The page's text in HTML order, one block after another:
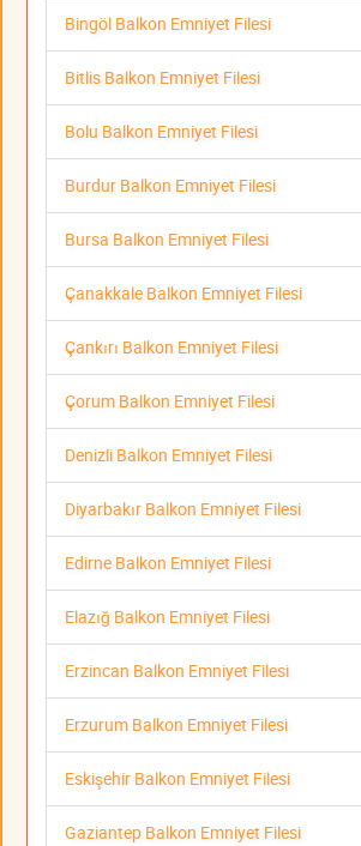
Bingöl Balkon Emniyet Filesi
Bitlis Balkon Emniyet Filesi
Bolu Balkon Emniyet Filesi
Burdur Balkon Emniyet Filesi
Bursa Balkon Emniyet Filesi
Çanakkale Balkon Emniyet Filesi
Çankırı Balkon Emniyet Filesi
Çorum Balkon Emniyet Filesi
Denizli Balkon Emniyet Filesi
Diyarbakır Balkon Emniyet Filesi
Edirne Balkon Emniyet Filesi
Elazığ Balkon Emniyet Filesi
Erzincan Balkon Emniyet Filesi
Erzurum Balkon Emniyet Filesi
Eskişehir Balkon Emniyet Filesi
Gaziantep Balkon Emniyet Filesi